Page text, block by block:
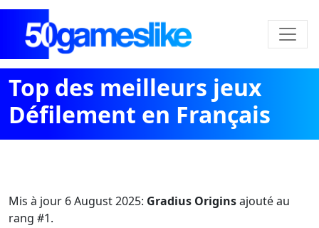
Top des meilleurs jeux
Défilement en Français
Mis à jour 6 August 2025: Gradius Originsajouté au
rang #1.